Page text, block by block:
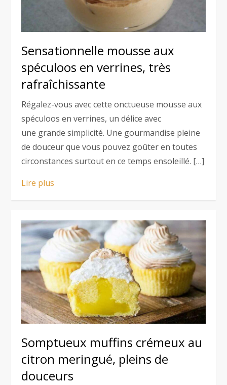
Sensationnelle mousse aux
spéculoos en verrines, très
rafraîchissante
Régalez-vous avec cette onctueuse mousse aux
spéculoos en verrines, un délice avec
une grande simplicité. Une gourmandise pleine
de douceur que vous pouvez goûter en toutes
circonstances surtout en ce temps ensoleillé. […]
Lire plus
Somptueux muffins crémeux au
citron meringué, pleins de
douceurs